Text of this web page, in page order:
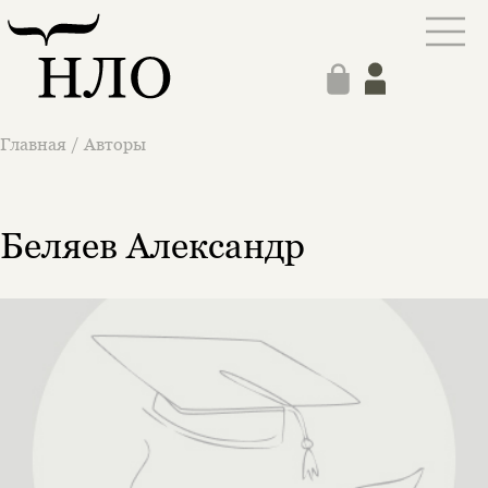
Главная / Авторы
Беляев Александр